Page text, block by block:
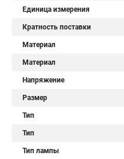
Единица измерения
Кратность поставки
Материал
Материал
Напряжение
Размер
Тип
Тип
Тип лампы